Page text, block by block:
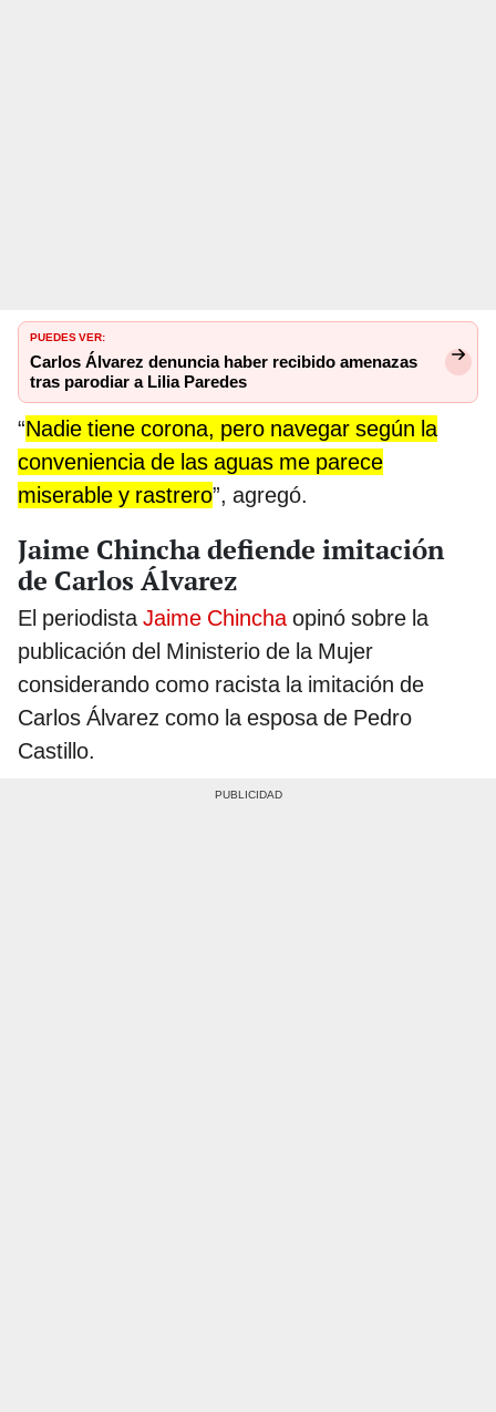
PUEDES VER:
Carlos Álvarez denuncia haber recibido amenazas
tras parodiar a Lilia Paredes
“Nadie tiene corona, pero navegar según la
conveniencia de las aguas me parece
miserable y rastrero”, agregó.
Jaime Chincha defiende imitación
de Carlos Álvarez
El periodista Jaime Chincha opinó sobre la
publicación del Ministerio de la Mujer
considerando como racista la imitación de
Carlos Álvarez como la esposa de Pedro
Castillo.